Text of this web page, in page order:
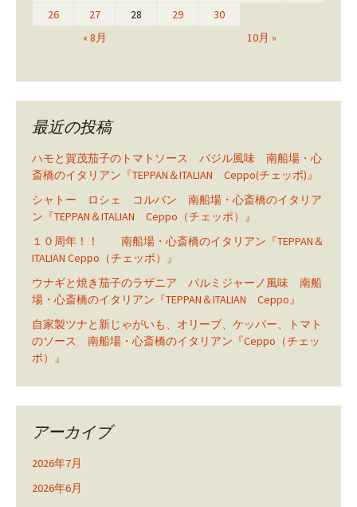
« 8月 10月 »
26
27 28 29 30
最近の投稿
ハモと賀茂茄子のトマトソース バジル風味 南船場・心
斎橋のイタリアン『TEPPAN＆ITALIAN Ceppo(チェッポ)』
シャトー ロシェ コルバン 南船場・心斎橋のイタリア
ン『TEPPAN＆ITALIAN Ceppo（チェッポ）』
１０周年！！ 南船場・心斎橋のイタリアン『TEPPAN＆
ITALIAN Ceppo（チェッポ）』
ウナギと焼き茄子のラザニア パルミジャーノ風味 南船
場・心斎橋のイタリアン『TEPPAN＆ITALIAN Ceppo』
自家製ツナと新じゃがいも、オリーブ、ケッパー、トマト
のソース 南船場・心斎橋のイタリアン『Ceppo（チェッ
ポ）』
アーカイブ
2026年7月
2026年6月